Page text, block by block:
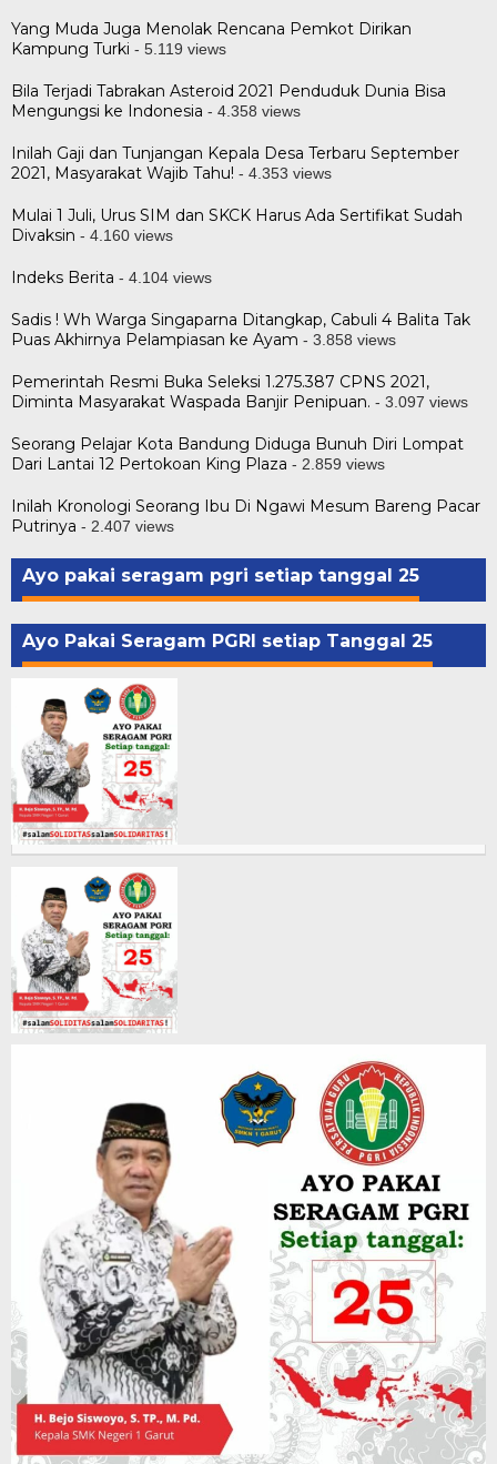
Yang Muda Juga Menolak Rencana Pemkot Dirikan
Kampung Turki - 5.119 views
Bila Terjadi Tabrakan Asteroid 2021 Penduduk Dunia Bisa
Mengungsi ke Indonesia - 4.358 views
Inilah Gaji dan Tunjangan Kepala Desa Terbaru September
2021, Masyarakat Wajib Tahu! - 4.353 views
Mulai 1 Juli, Urus SIM dan SKCK Harus Ada Sertifikat Sudah
Divaksin - 4.160 views
Indeks Berita - 4.104 views
Sadis ! Wh Warga Singaparna Ditangkap, Cabuli 4 Balita Tak
Puas Akhirnya Pelampiasan ke Ayam - 3.858 views
Pemerintah Resmi Buka Seleksi 1.275.387 CPNS 2021,
Diminta Masyarakat Waspada Banjir Penipuan. - 3.097 views
Seorang Pelajar Kota Bandung Diduga Bunuh Diri Lompat
Dari Lantai 12 Pertokoan King Plaza - 2.859 views
Inilah Kronologi Seorang Ibu Di Ngawi Mesum Bareng Pacar
Putrinya - 2.407 views
Ayo pakai seragam pgri setiap tanggal 25
Ayo Pakai Seragam PGRI setiap Tanggal 25